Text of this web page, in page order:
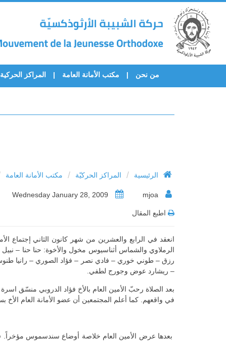
من نحن مكتب الأمانة العامة المراكز الحركية
الرئيسية / المراكز الحركيّة / مكتب الأمانة العامة
اطبع المقال
انعقد في الرابع والعشرين من شهر كانون الثاني إجتماع
الرملاوي والشماس أثناسيوس مخول والأخوة: حنا حنا –
رزق – طوني خوري – فادي نصر – فؤاد الصوري – رانيا
– ريشارد عوض وجورج لطفي.
بعد الصلاة رحبّ الأمين العام بالأخ فؤاد الدروبي منسّق
في واقعهم. كما أعلم المجتمعين أن عضو الأمانة العام
بعدها عرض الأمين العام خلاصة أوضاع سندسموس مؤخراً.